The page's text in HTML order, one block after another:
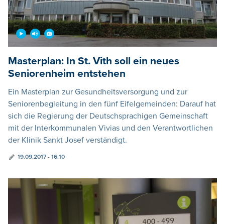
Masterplan: In St. Vith soll ein neues
Seniorenheim entstehen
Ein Masterplan zur Gesundheitsversorgung und zur
Seniorenbegleitung in den fünf Eifelgemeinden: Darauf hat
sich die Regierung der Deutschsprachigen Gemeinschaft
mit der Interkommunalen Vivias und den Verantwortlichen
der Klinik Sankt Josef verständigt.
19.09.2017 - 16:10